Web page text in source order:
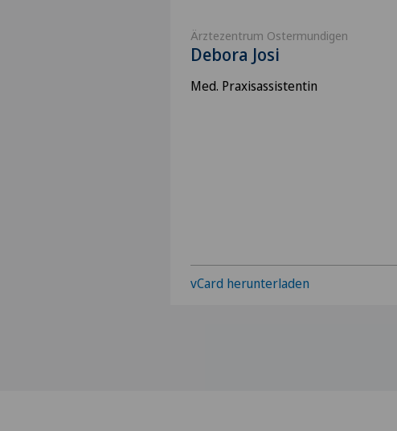
Ärztezentrum Ostermundigen
Debora Josi
Med. Praxisassistentin
vCard herunterladen